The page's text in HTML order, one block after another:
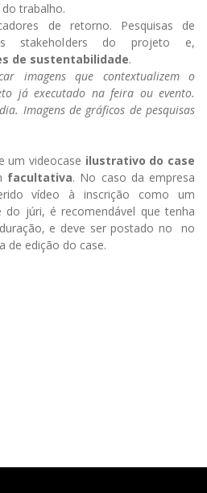
trabalho.
de retorno. Pesquisas de
stakeholders do projeto e,
de sustentabilidade.
imagens que contextualizem o
já executado na feira ou evento.
Imagens de gráficos de pesquisas
um videocase ilustrativo do case
facultativa. No caso da empresa
vídeo à inscrição como um
do júri, é recomendável que tenha
e deve ser postado no no
de edição do case.